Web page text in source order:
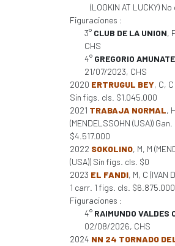
(LOOKIN AT LUCKY)
Figuraciones :
3° CLUB DE LA UNION,
CHS
4° GREGORIO
21/07/2023, CHS
2020 ERTRUGUL BEY, C, C
Sin figs. cls. $1.045.000
2021 TRABAJA NORMAL,
(MENDELSSOHN (USA)) Gan.
$4.517.000
2022 SOKOLINO, M, M
(USA)) Sin figs. cls. $0
2023 EL FANDI, M, C (IVAN
1 carr. 1 figs. cls. $6.875.000
Figuraciones :
4° RAIMUNDO VALDES
02/08/2026, CHS
2024 NN 24 TORNADO